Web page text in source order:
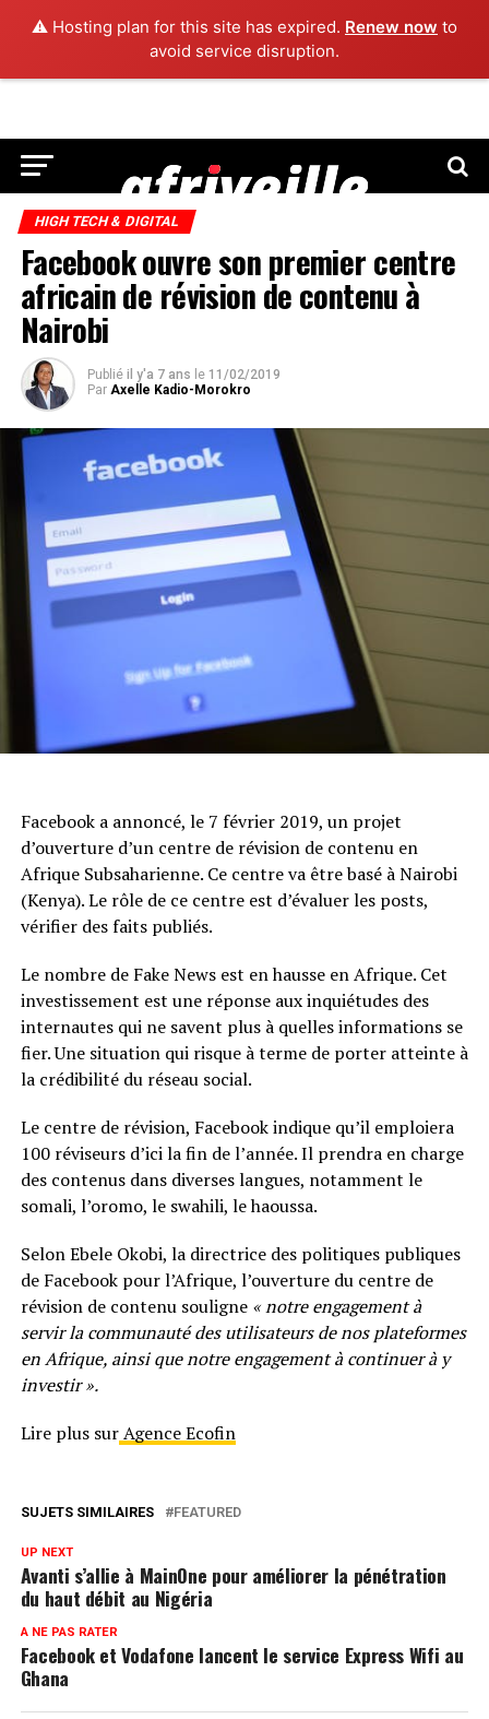
⚠️ Hosting plan for this site has expired. Renew now to
avoid service disruption.
HIGH TECH & DIGITAL
Facebook ouvre son premier centre
africain de révision de contenu à
Nairobi
Publié il y'a 7 ans le 11/02/2019
Par Axelle Kadio-Morokro
Facebook a annoncé, le 7 février 2019, un projet
d’ouverture d’un centre de révision de contenu en
Afrique Subsaharienne. Ce centre va être basé à Nairobi
(Kenya). Le rôle de ce centre est d’évaluer les posts,
vérifier des faits publiés.
Le nombre de Fake News est en hausse en Afrique. Cet
investissement est une réponse aux inquiétudes des
internautes qui ne savent plus à quelles informations se
fier. Une situation qui risque à terme de porter atteinte à
la crédibilité du réseau social.
Le centre de révision, Facebook indique qu’il emploiera
100 réviseurs d’ici la fin de l’année. Il prendra en charge
des contenus dans diverses langues, notamment le
somali, l’oromo, le swahili, le haoussa.
Selon Ebele Okobi, la directrice des politiques publiques
de Facebook pour l’Afrique, l’ouverture du centre de
révision de contenu souligne « notre engagement à
servir la communauté des utilisateurs de nos plateformes
en Afrique, ainsi que notre engagement à continuer à y
investir ».
Lire plus surAgence Ecofin
SUJETS SIMILAIRES FEATURED
UP NEXT
Avanti s’allie à MainOne pour améliorer la pénétration
du haut débit au Nigéria
A NE PAS RATER
Facebook et Vodafone lancent le service Express Wifi au
Ghana